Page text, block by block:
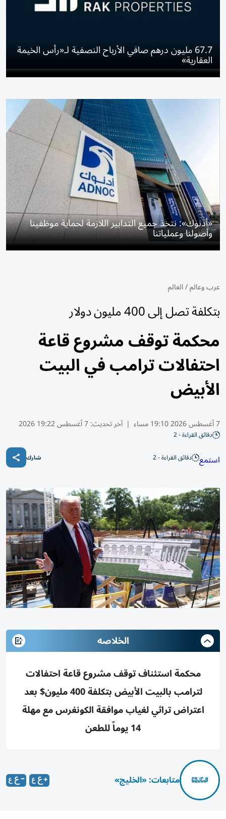
67.7 مليون درهم صافي الأرباح النصفية لـ«رأس الخيمة
العقارية»
«أدنوك»: نتخذ جميع التدابير اللازمة لحماية موظفينا
وأصولنا وعملياتنا
عرب وعالم/العالم
بتكلفة تصل إلى 400 مليون دولار
محكمة توقف مشروع قاعة
احتفالات ترامب في البيت
الأبيض
7 أغسطس 2026 19:10 مساء | آخر تحديث:7 أغسطس 19:22 2026
دقائق القراءة - 2
استمع دقائق القراءة - 2 شارك
الخلاصه
محكمة استئناف توقف مشروع قاعة احتفالات
لترامب بالبيت الأبيض بتكلفة 400 مليون$ بعد
اعتراض تراثي لغياب موافقة الكونغرس مع مهلة
14 يوماً للطعن
متابعات: «الخليج»